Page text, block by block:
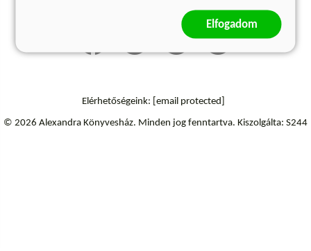
Elérhetőségeink: [email protected]
© 2026 Alexandra Könyvesház. Minden jog fenntartva. Kiszolgálta: S244
Elfogadom